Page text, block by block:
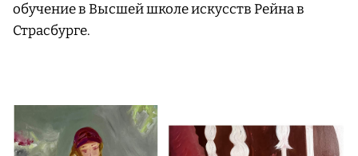
обучение в Высшей школе искусств Рейна в
Страсбурге.